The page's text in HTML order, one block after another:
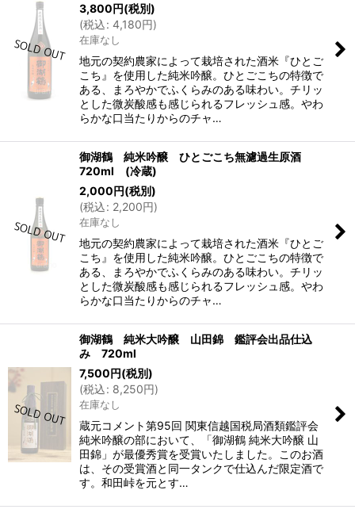
3,800円(税別)
(税込: 4,180円)
在庫なし
地元の契約農家によって栽培された酒米『ひとご
こち』を使用した純米吟醸。ひとごこちの特徴で
ある、まろやかでふくらみのある味わい。チリッ
とした微炭酸感も感じられるフレッシュ感。やわ
らかな口当たりからのチャ…
御湖鶴 純米吟醸 ひとごこち無濾過生原酒
720ml (冷蔵)
2,000円(税別)
(税込: 2,200円)
在庫なし
地元の契約農家によって栽培された酒米『ひとご
こち』を使用した純米吟醸。ひとごこちの特徴で
ある、まろやかでふくらみのある味わい。チリッ
とした微炭酸感も感じられるフレッシュ感。やわ
らかな口当たりからのチャ…
御湖鶴 純米大吟醸 山田錦 鑑評会出品仕込
み 720ml
7,500円(税別)
(税込: 8,250円)
在庫なし
蔵元コメント第95回 関東信越国税局酒類鑑評会
純米吟醸の部において、「御湖鶴 純米大吟醸 山
田錦」が最優秀賞を受賞いたしました。このお酒
は、その受賞酒と同一タンクで仕込んだ限定酒で
す。和田峠を元とす…